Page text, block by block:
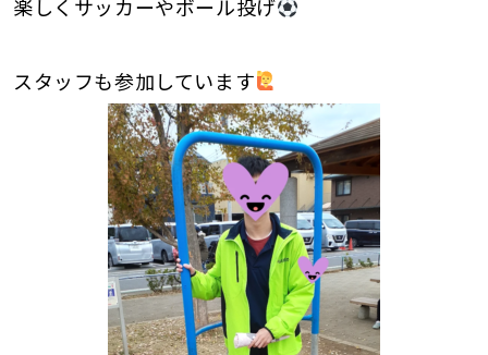
楽しくサッカーやボール投げ
スタッフも参加しています